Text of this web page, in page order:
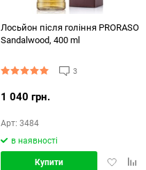
Лосьйон після гоління PRORASO
Sandalwood, 400 ml
3
1 040 грн.
Арт: 3484
в наявності
Додати
Купити